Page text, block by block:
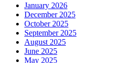
January 2026
December 2025
October 2025
September 2025
August 2025
June 2025
May 2025